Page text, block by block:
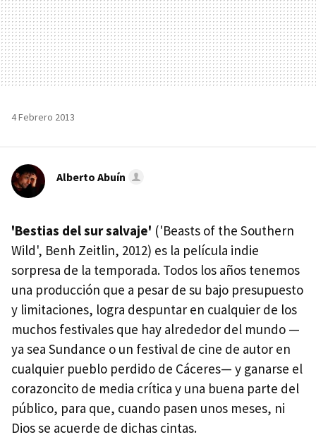
4 Febrero 2013
Alberto Abuín
'Bestias del sur salvaje' ('Beasts of the Southern
Wild', Benh Zeitlin, 2012) es la película indie
sorpresa de la temporada. Todos los años tenemos
una producción que a pesar de su bajo presupuesto
y limitaciones, logra despuntar en cualquier de los
muchos festivales que hay alrededor del mundo —
ya sea Sundance o un festival de cine de autor en
cualquier pueblo perdido de Cáceres— y ganarse el
corazoncito de media crítica y una buena parte del
público, para que, cuando pasen unos meses, ni
Dios se acuerde de dichas cintas.